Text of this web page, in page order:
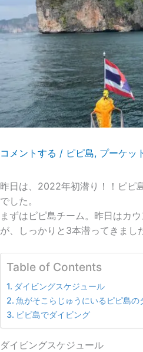
コメントする / ピピ島, プーケッ
昨日は、2022年初潜り！！ピピ
でした。
まずはピピ島チーム。昨日はカ
が、しっかりと3本潜ってきまし
Table of Contents
ダイビングスケジュール
魚がそこらじゅうにいるピピ島の
ピピ島でダイビング
ダイビングスケジュール